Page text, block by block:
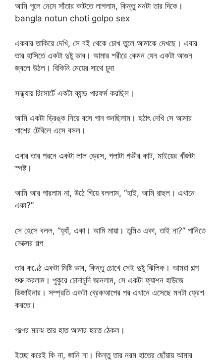
আমি পুলে নেমে সাঁতার কাটতে লাগলাম, কিন্তু মনটা তার দিকে।
bangla notun choti golpo sex
একবার তাকিয়ে দেখি, সে বই থেকে চোখ তুলে আমাকে দেখছে। এবার
তার হাসিতে একটা দুষ্টু ভাব। আমার শরীরে কেমন যেন একটা আগুন
জ্বলে উঠল। বিকিনি মেয়ের সাথে চুদা
সন্ধ্যায় রিসোর্টে একটা ব্যান্ড পারফর্ম করছিল।
আমি একটা ড্রিঙ্ক নিয়ে বসে গান শুনছিলাম। হঠাৎ দেখি সে আমার
পাশের টেবিলে এসে বসল।
এবার তার পরনে একটা লাল ড্রেস, গলাটা গভীর কাট, মাইয়ের খাঁজটা
স্পষ্ট।
আমি আর পারলাম না, উঠে গিয়ে বললাম, “হাই, আমি রাহুল। এখানে
একা?”
সে হেসে বলল, “হ্যাঁ, একা। আমি মায়া। তুমিও একা, তাই না?” পানিতে
সেক্সের গল্প
তার কণ্ঠে একটা মিষ্টি ভাব, কিন্তু চোখে সেই দুষ্টু ঝিলিক। আমরা গল্প
শুরু করলাম। পুকুরে চোদাচুদি জানলাম, সে একটা ফ্যাশন হাউজে
ডিজাইনার। সম্প্রতি একটা ব্রেকআপের পর এখানে এসেছে মনটা ফ্রেশ
করতে।
গল্পের মাঝে তার হাত আমার হাতে ঠেকল।
ইচ্ছে করেই কি না, জানি না। কিন্তু তার নরম হাতের ছোঁয়ায় আমার